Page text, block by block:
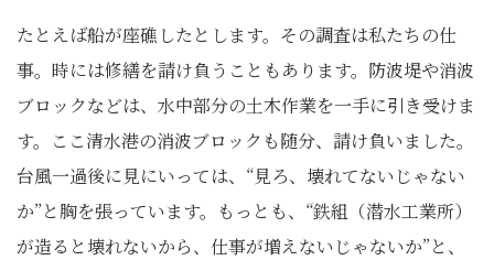
たとえば船が座礁したとします。その調査は私たちの仕
事。時には修繕を請け負うこともあります。防波堤や消波
ブロックなどは、水中部分の土木作業を一手に引き受けま
す。ここ清水港の消波ブロックも随分、請け負いました。
台風一過後に見にいっては、“見ろ、壊れてないじゃない
か”と胸を張っています。もっとも、“鉄組（潜水工業所）
が造ると壊れないから、仕事が増えないじゃないか”と、